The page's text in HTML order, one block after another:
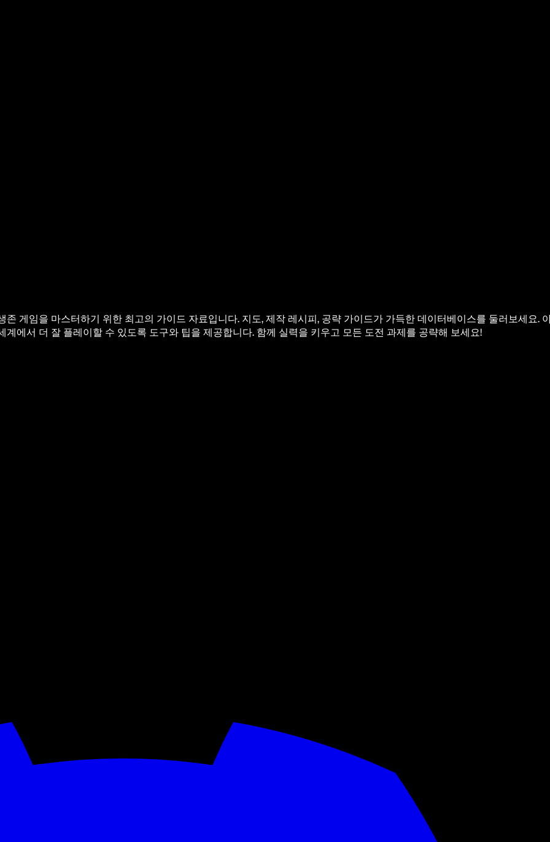
게임을 마스터하기 위한 최고의 가이드 자료입니다. 지도, 제작 레시피, 공략 가이드가 가득한 데이터베이스를 둘러보세요.
에서 더 잘 플레이할 수 있도록 도구와 팁을 제공합니다. 함께 실력을 키우고 모든 도전 과제를 공략해 보세요!